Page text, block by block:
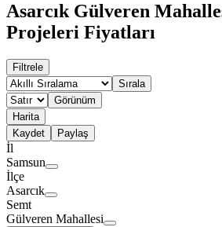
Asarcık Gülveren
Projeleri Fiyatları
Filtrele
Sırala
Görünüm
Harita
Kaydet
Paylaş
İl
Samsun
İlçe
Asarcık
Semt
Gülveren Mahallesi